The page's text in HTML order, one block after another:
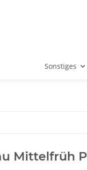
Sonstiges
Mittelfrüh